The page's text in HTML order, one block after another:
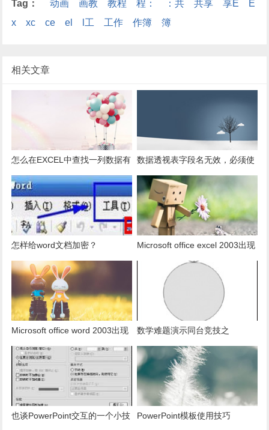
Tag： 动画 画教 教程 程： ：共 共享 享E
E
x
xc ce el l工 工作 作簿 簿
相关文章
怎么在EXCEL中查找一列数据有
多少是重复的？
数据透视表字段名无效，必须使
用组合为带有标志列列表的数
据。
怎样给word文档加密？
Microsoft office excel 2003出现
发送错误报告怎么办？
Microsoft office word 2003出现
发送错误报告怎么办？
数学难题演示同台竞技之
PowerPoint篇
也谈PowerPoint交互的一个小技 PowerPoint模板使用技巧